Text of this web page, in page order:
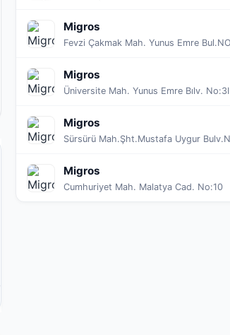
Migros
Migros
Üniversite Mah. Yunus Emre Bılv. No:3I
Migros
Migros
Cumhuriyet Mah. Malatya Cad. No:10